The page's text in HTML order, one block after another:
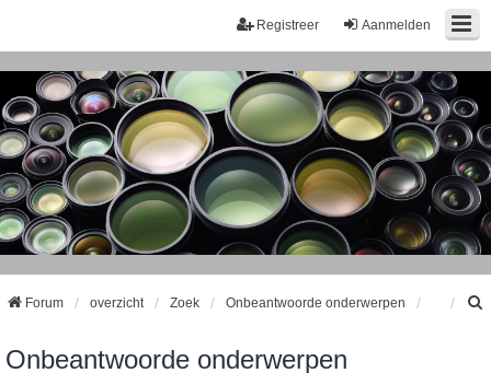
Aanmelden
Registreer
Forum overzicht Zoek Onbeantwoorde onderwerpen
Onbeantwoorde onderwerpen